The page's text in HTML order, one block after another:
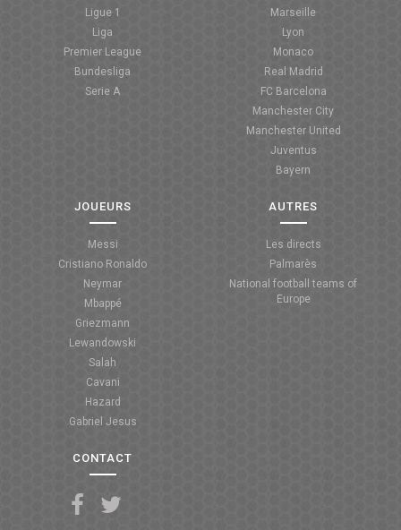
Ligue 1
Liga
Premier League
Bundesliga
Serie A
Marseille
Lyon
Monaco
Real Madrid
FC Barcelona
Manchester City
Manchester United
Juventus
Bayern
JOUEURS
Messi
Cristiano Ronaldo
Neymar
Mbappé
Griezmann
Lewandowski
Salah
Cavani
Hazard
Gabriel Jesus
AUTRES
Les directs
Palmarès
National football teams of
Europe
CONTACT